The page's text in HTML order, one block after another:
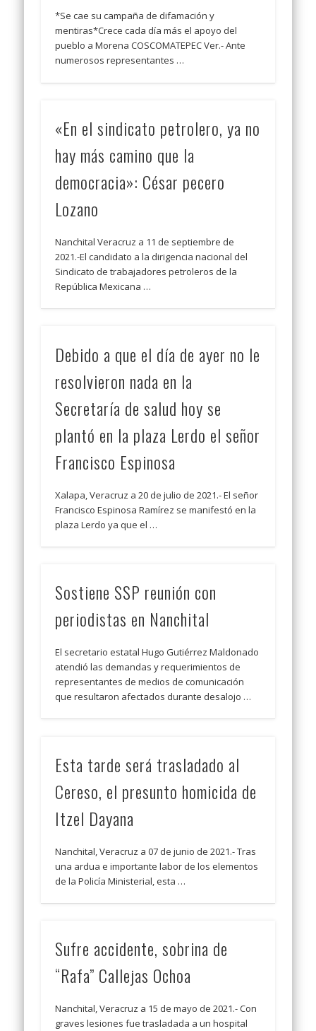
*Se cae su campaña de difamación y
mentiras*Crece cada día más el apoyo del
pueblo a Morena COSCOMATEPEC Ver.- Ante
numerosos representantes …
«En el sindicato petrolero, ya no
hay más camino que la
democracia»: César pecero
Lozano
Nanchital Veracruz a 11 de septiembre de
2021.-El candidato a la dirigencia nacional del
Sindicato de trabajadores petroleros de la
República Mexicana …
Debido a que el día de ayer no le
resolvieron nada en la
Secretaría de salud hoy se
plantó en la plaza Lerdo el señor
Francisco Espinosa
Xalapa, Veracruz a 20 de julio de 2021.- El señor
Francisco Espinosa Ramírez se manifestó en la
plaza Lerdo ya que el …
Sostiene SSP reunión con
periodistas en Nanchital
El secretario estatal Hugo Gutiérrez Maldonado
atendió las demandas y requerimientos de
representantes de medios de comunicación
que resultaron afectados durante desalojo …
Esta tarde será trasladado al
Cereso, el presunto homicida de
Itzel Dayana
Nanchital, Veracruz a 07 de junio de 2021.- Tras
una ardua e importante labor de los elementos
de la Policía Ministerial, esta …
Sufre accidente, sobrina de
“Rafa” Callejas Ochoa
Nanchital, Veracruz a 15 de mayo de 2021.- Con
graves lesiones fue trasladada a un hospital